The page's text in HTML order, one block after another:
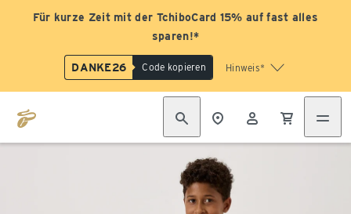
Für kurze Zeit mit der TchiboCard 15% auf fast alles
sparen!*
DANKE26 Code kopieren Hinweis*